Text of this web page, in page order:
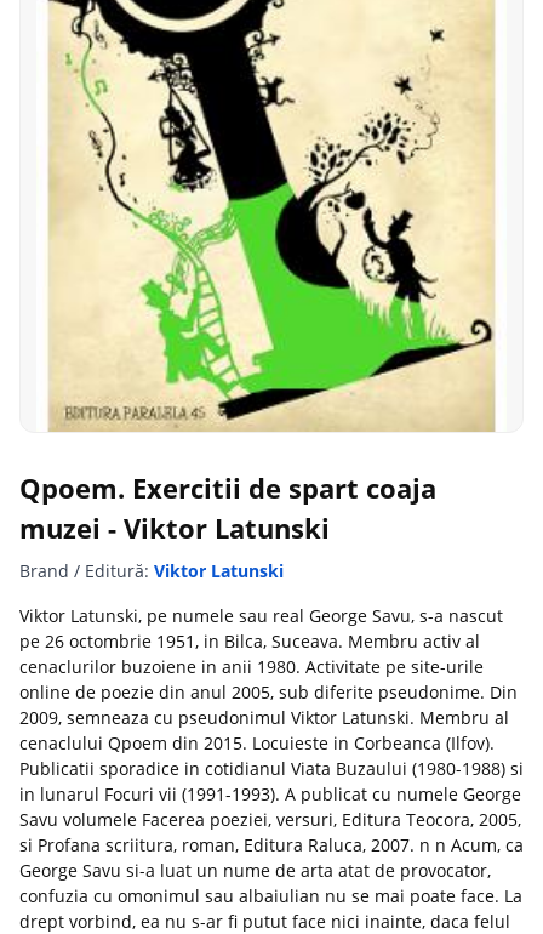
Qpoem. Exercitii de spart coaja
muzei - Viktor Latunski
Brand / Editură: Viktor Latunski
Viktor Latunski, pe numele sau real George Savu, s-a nascut
pe 26 octombrie 1951, in Bilca, Suceava. Membru activ al
cenaclurilor buzoiene in anii 1980. Activitate pe site-urile
online de poezie din anul 2005, sub diferite pseudonime. Din
2009, semneaza cu pseudonimul Viktor Latunski. Membru al
cenaclului Qpoem din 2015. Locuieste in Corbeanca (Ilfov).
Publicatii sporadice in cotidianul Viata Buzaului (1980-1988) si
in lunarul Focuri vii (1991-1993). A publicat cu numele George
Savu volumele Facerea poeziei, versuri, Editura Teocora, 2005,
si Profana scriitura, roman, Editura Raluca, 2007. n n Acum, ca
George Savu si-a luat un nume de arta atat de provocator,
confuzia cu omonimul sau albaiulian nu se mai poate face. La
drept vorbind, ea nu s-ar fi putut face nici inainte, daca felul